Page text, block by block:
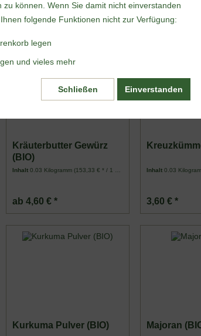
Kräuterbutter Gewürz
(BIO)
Inhalt 0.03 Kilogramm (153,33 € * / 1 Kilogramm)
ab 4,60 € *
Inhalt0.03
3,60 € *
Kurkuma Pulver (BIO) Majoran
zu können. Wenn Sie damit nicht einverstanden
folgende Funktionen nicht zur Verfügung:
legen
und vieles mehr
Einverstanden
Schließen